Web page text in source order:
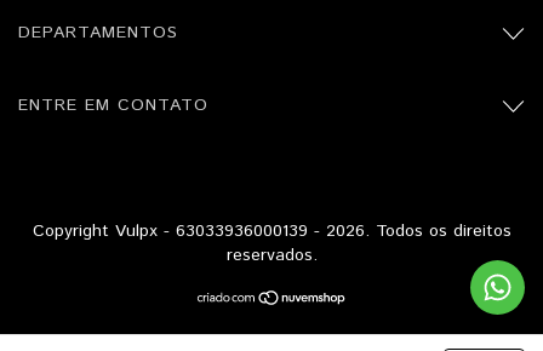
DEPARTAMENTOS
ENTRE EM CONTATO
Copyright Vulpx - 63033936000139 - 2026. Todos os direitos
reservados.